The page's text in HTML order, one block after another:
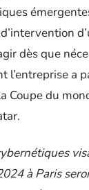
dès que
l’entreprise a
Coupe du
à Paris